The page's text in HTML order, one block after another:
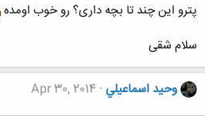
پترو این چند تا بچه داری؟ رو خوب اومده
سلام شقی
وحيد اسماعيلي Apr 30, 2014